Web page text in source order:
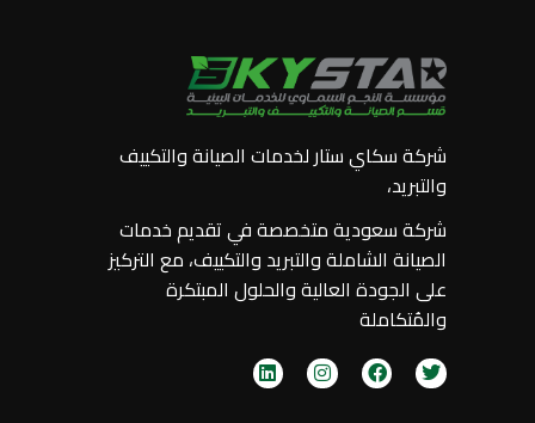
شركة سكاي ستار لخدمات الصيانة والتكييف
والتبريد،
شركة سعودية متخصصة في تقديم خدمات
الصيانة الشاملة والتبريد والتكييف، مع التركيز
على الجودة العالية والحلول المبتكرة
والمُتكاملة